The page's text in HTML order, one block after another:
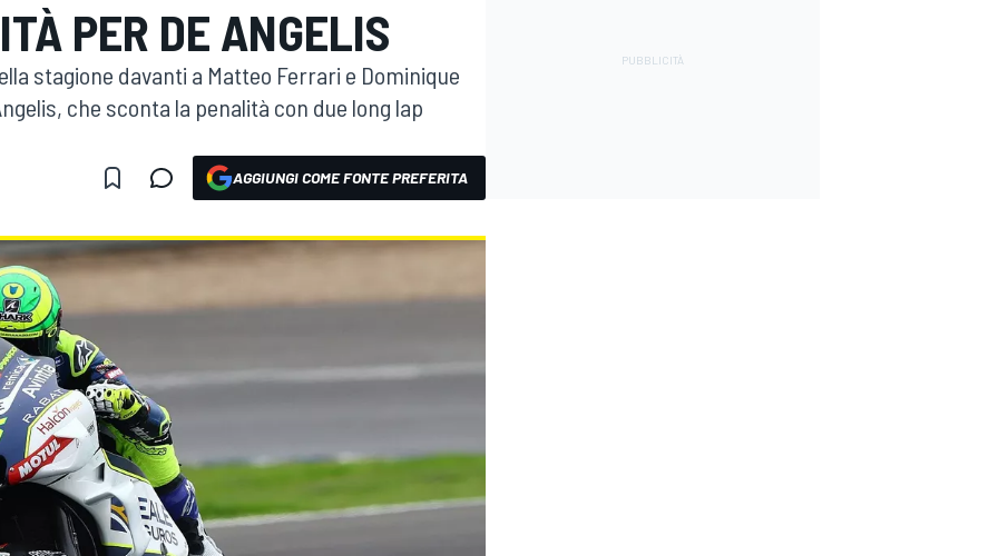
PER DE ANGELIS
stagione davanti a Matteo Ferrari e Dominique
che sconta la penalità con due long lap
AGGIUNGI COME FONTE PREFERITA